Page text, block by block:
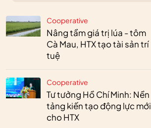
Cooperative
Nâng tầm giá trị lúa - tôm
Cà Mau, HTX tạo tài sản trí
tuệ
Cooperative
Tư tưởng Hồ Chí Minh: Nền
tảng kiến tạo động lực mới
cho HTX